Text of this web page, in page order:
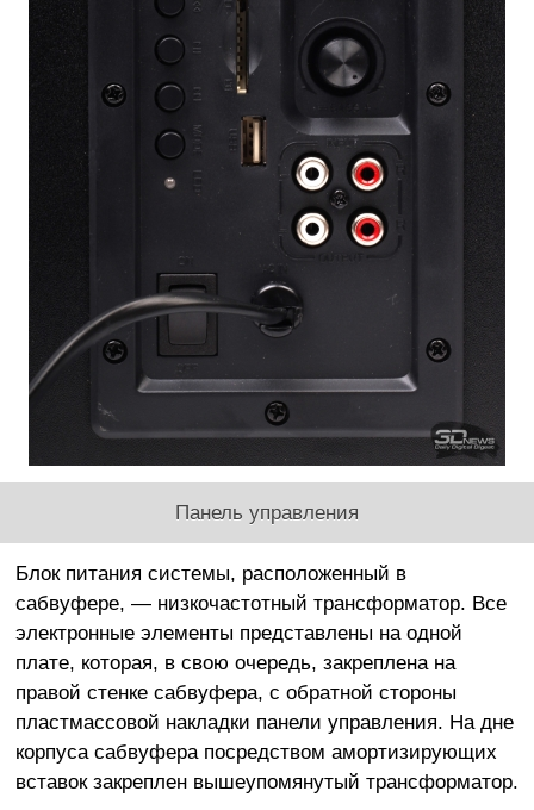
Панель управления
Блок питания системы, расположенный в
сабвуфере, — низкочастотный трансформатор. Все
электронные элементы представлены на одной
плате, которая, в свою очередь, закреплена на
правой стенке сабвуфера, с обратной стороны
пластмассовой накладки панели управления. На дне
корпуса сабвуфера посредством амортизирующих
вставок закреплен вышеупомянутый трансформатор.